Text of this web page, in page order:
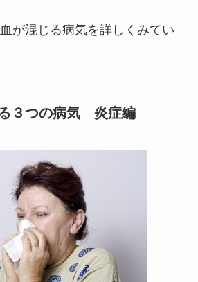
が混じる病気を詳しくみてい
３つの病気 炎症編